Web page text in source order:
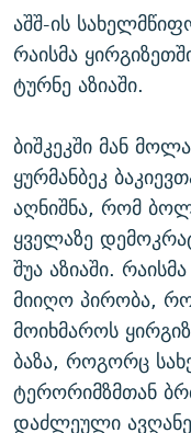
ᲓᲘᲚᲘᲡ ᲡᲐᲣᲑᲠᲔᲑᲘ
ᲛᲝᲚᲐᲞᲐᲠᲐᲙᲔ ᲢᲔᲥᲡᲢᲔᲑᲘ
ᲚᲘᲢᲔᲠᲐᲢᲣᲠᲣᲚᲘ
ᲐᲛᲔᲠᲘᲙᲣᲚᲘ
ᲘᲛᲞᲔᲠᲘᲐ ᲓᲐ ᲠᲐᲓᲘᲝ
ᲓᲐᲛᲝᲣᲙᲘᲓᲔᲑᲚᲝᲑᲘᲡ
ᲩᲔᲛᲘ ᲡᲘᲙᲕᲓᲘᲚᲘᲡ
ᲡᲐᲞᲐᲠᲚᲐᲛᲔᲜᲢᲝ
ᲑᲐᲕᲨᲕᲔᲑᲘ
5 ᲐᲛᲑᲐᲕᲘ - 20
ᲐᲒᲕᲘᲡᲢᲝᲡ ᲝᲛᲘ
ПРИВЕТ ᲙᲣᲚᲢᲣᲠᲐ
ЭХО КАВКАЗА
ᲒᲐᲛᲝᲘᲬᲔᲠᲔ
რთე/რთ-ის
აშშ-ის
რაისმა
ტურნე აზიაში.
ბიშკეკში მან
ყურმანბეკ
აღნიშნა, რომ
ყველაზე
შუა აზიაში.
მიიღო პირობა,
მოიხმაროს
ბაზა, როგორც
ტერორიმზმთან
დაძლეული